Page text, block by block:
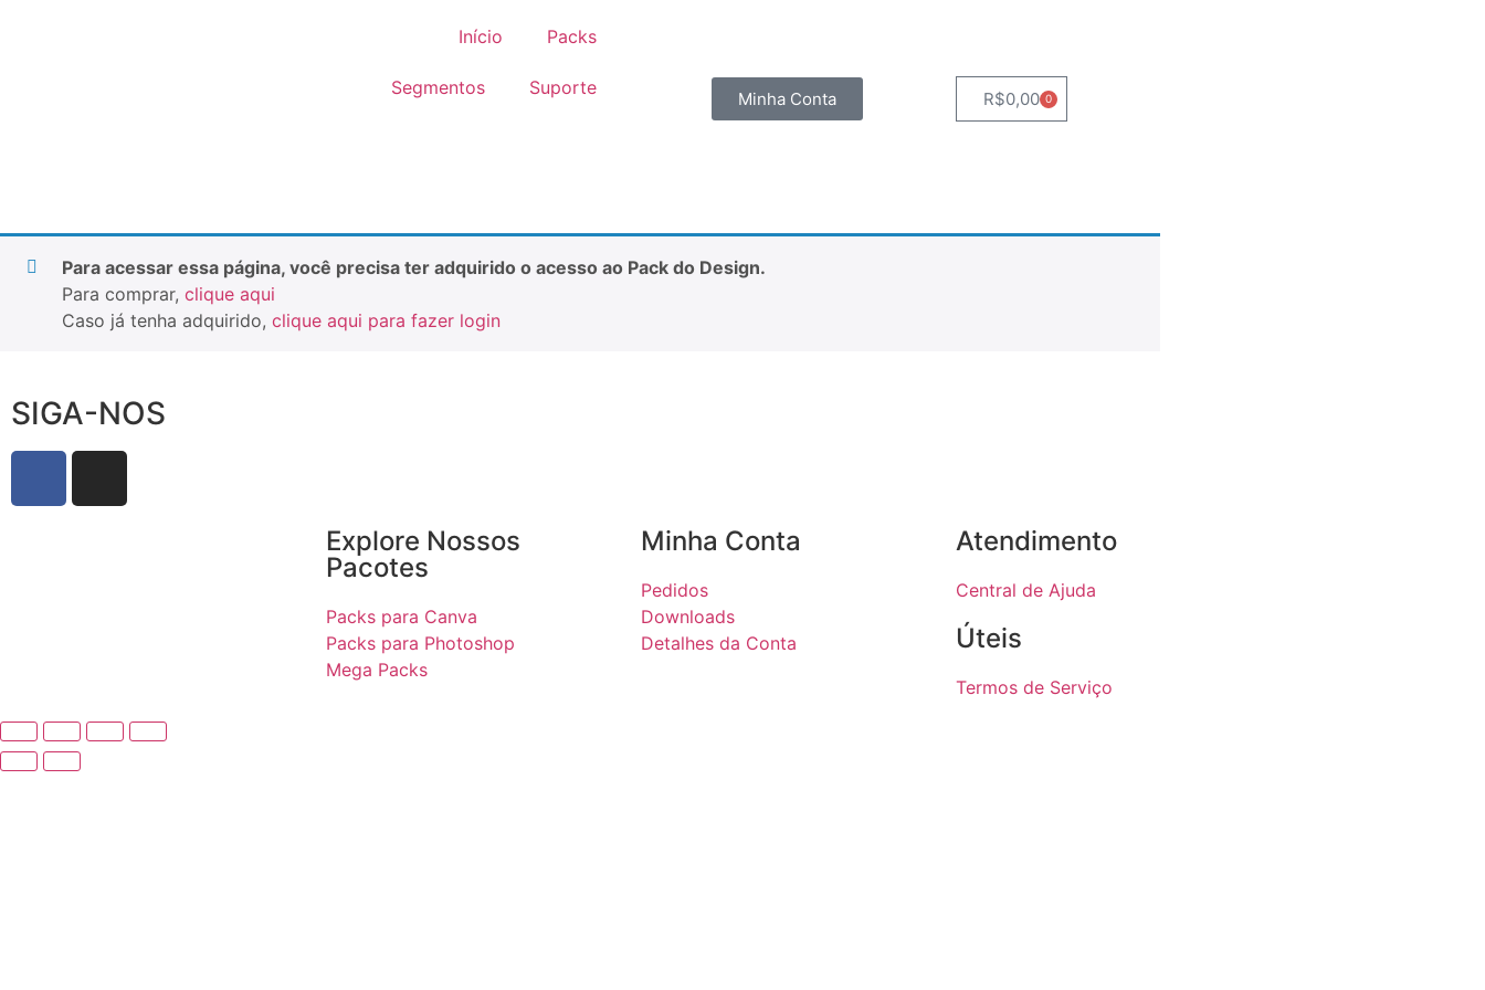
Início Packs
Segmentos Suporte
Minha Conta R$0,00 0
Para acessar essa página, você precisa ter adquirido o acesso ao Pack do Design.
Para comprar, clique aqui
Caso já tenha adquirido, clique aqui para fazer login
SIGA-NOS
Explore Nossos
Pacotes
Packs para Canva
Packs para Photoshop
Mega Packs
Minha Conta
Pedidos
Downloads
Detalhes da Conta
Atendimento
Central de Ajuda
Úteis
Termos de Serviço